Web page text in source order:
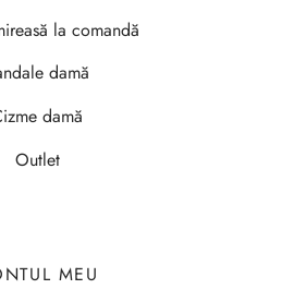
la comandă
damă
damă
Outlet
MEU